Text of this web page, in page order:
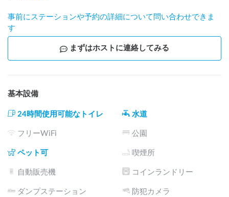
だけですので前日に雨など降るとスタックの可能性があり県
道道路より下にありますので出入りなど侵入スロープに気を
つかいますので事故など気おつけてください、大人数でワイ
ワイ楽しめる巨大、メガベースです
事前にステーションや予約の詳細について問い合わせできま
す
まずはホストに連絡してみる
基本設備
24時間使用可能なトイレ 水道
フリーWiFi 公園
ペット可 喫煙所
自動販売機 コインランドリー
ダンプステーション 防犯カメラ